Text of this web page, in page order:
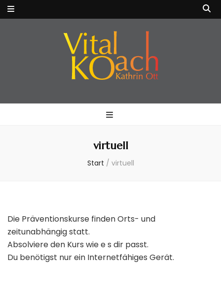
VitalKOach
Kathrin Ott
virtuell
Start / virtuell
Die Präventionskurse finden Orts- und
zeitunabhängig statt.
Absolviere den Kurs wie e s dir passt.
Du benötigst nur ein Internetfähiges Gerät.